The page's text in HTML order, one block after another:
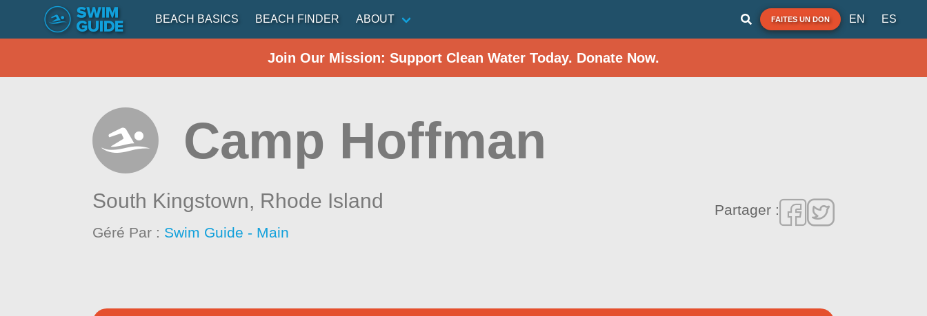
BEACH BASICS BEACH FINDER ABOUT FAITES UN DON EN ES
Join Our Mission: Support Clean Water Today. Donate Now.
Camp Hoffman
South Kingstown, Rhode Island
Géré Par : Swim Guide - Main
Partager :